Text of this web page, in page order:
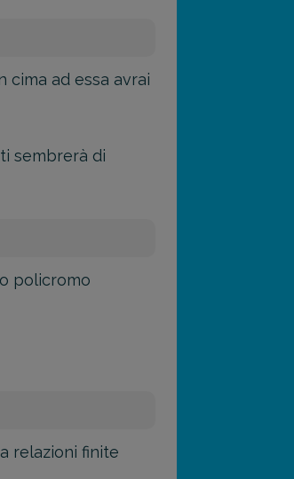
cima ad essa avrai
sembrerà di
policromo
relazioni finite